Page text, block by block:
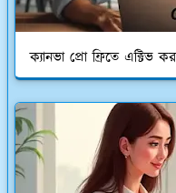
ক্যানভা প্রো ফ্রিতে এক্টিভ